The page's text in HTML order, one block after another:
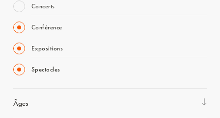
Concerts
Conférence
Expositions
Spectacles
Âges